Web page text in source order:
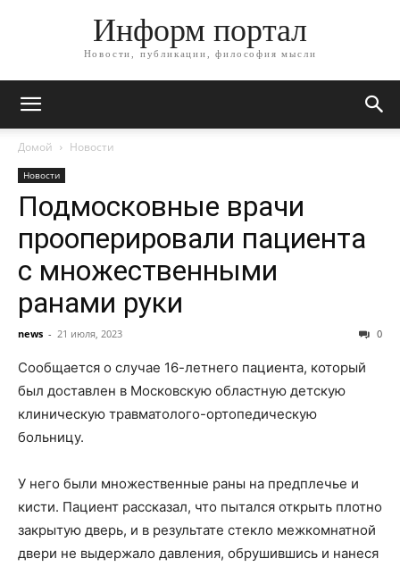
Информ портал
Новости, публикации, философия мысли
Домой Новости
Новости
Подмосковные врачи
прооперировали пациента
с множественными
ранами руки
news - 21 июля, 2023 0
Сообщается о случае 16-летнего пациента, который
был доставлен в Московскую областную детскую
клиническую травматолого-ортопедическую
больницу.
У него были множественные раны на предплечье и
кисти. Пациент рассказал, что пытался открыть плотно
закрытую дверь, и в результате стекло межкомнатной
двери не выдержало давления, обрушившись и нанеся